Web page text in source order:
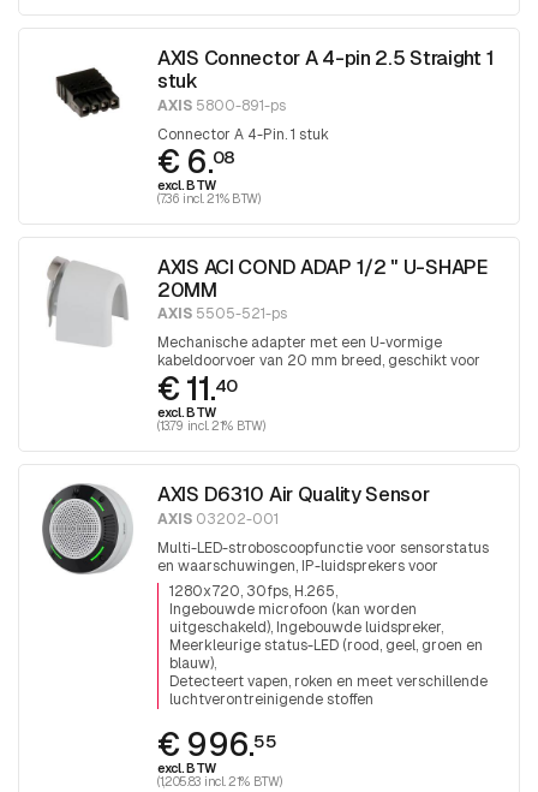
AXIS Connector A 4-pin 2.5 Straight 1
stuk
AXIS 5800-891-ps
Connector A 4-Pin. 1 stuk
€ 6.08
excl. BTW
(7.36 incl. 21% BTW)
AXIS ACI COND ADAP 1/2 " U-SHAPE
20MM
AXIS 5505-521-ps
Mechanische adapter met een U-vormige
kabeldoorvoer van 20 mm breed, geschikt voor
toepassingen waarbij U-vormige
kabelbescherming vereist is. 1 stuk
€ 11.40
excl. BTW
(13.79 incl. 21% BTW)
AXIS D6310 Air Quality Sensor
AXIS 03202-001
Multi-LED-stroboscoopfunctie voor sensorstatus
en waarschuwingen, IP-luidsprekers voor
aankondigingen, microfoon, PoE-uitgang voor
extra apparaat, PIR-sensor, audioanalyse, I/O
1280x720, 30fps, H.265
Ingebouwde microfoon (kan worden
uitgeschakeld), Ingebouwde luidspreker
Meerkleurige status-LED (rood, geel, groen en
blauw)
Detecteert vapen, roken en meet verschillende
luchtverontreinigende stoffen
€ 996.55
excl. BTW
(1,205.83 incl. 21% BTW)